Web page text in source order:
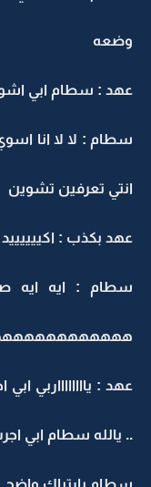
وضعه
عهد : سطام ابي اشوي
سطام : لا لا انا
انتي تعرفين تشوين
عهد بكذب :
سطام : ايه ايه
عهد : يااااااااربي
.. يالله سطام ابي
سطام بارتباك واضح